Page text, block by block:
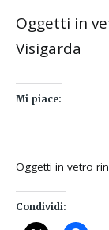
Oggetti in
Visigarda
Mi piace:
Oggetti in vetro
Condividi: